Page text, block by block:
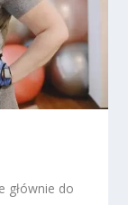
głównie do